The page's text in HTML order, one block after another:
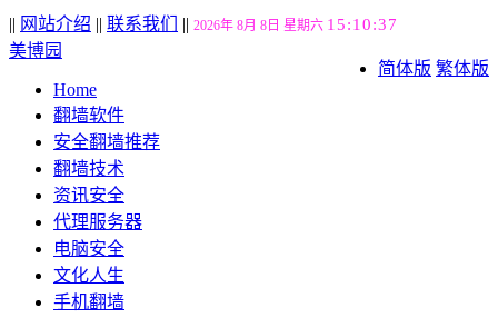
|| 网站介绍 || 联系我们 || 2026年 8月 8日 星期六 15:10:38
简体版 繁体版
美博园
Home
翻墙软件
安全翻墙推荐
翻墙技术
资讯安全
代理服务器
电脑安全
文化人生
手机翻墙